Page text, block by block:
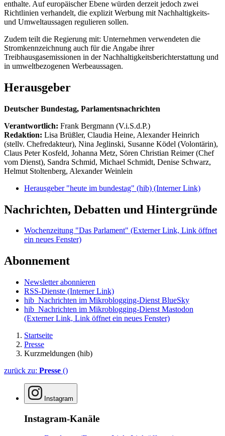
enthalte. Auf europäischer Ebene würden derzeit jedoch zwei
Richtlinien verhandelt, die explizit Werbung mit Nachhaltigkeits-
und Umweltaussagen regulieren sollen.
Zudem teilt die Regierung mit: Unternehmen verwendeten die
Stromkennzeichnung auch für die Angabe ihrer
Treibhausgasemissionen in der Nachhaltigkeitsberichterstattung und
in umweltbezogenen Werbeaussagen.
Herausgeber
Deutscher Bundestag, Parlamentsnachrichten
Verantwortlich: Frank Bergmann (V.i.S.d.P.)
Redaktion: Lisa Brüßler, Claudia Heine, Alexander Heinrich
(stellv. Chefredakteur), Nina Jeglinski, Susanne Ködel (Volontärin),
Claus Peter Kosfeld, Johanna Metz, Sören Christian Reimer (Chef
vom Dienst), Sandra Schmid, Michael Schmidt, Denise Schwarz,
Helmut Stoltenberg, Alexander Weinlein
Herausgeber "heute im bundestag" (hib) (Interner Link)
Nachrichten, Debatten und Hintergründe
Wochenzeitung "Das Parlament" (Externer Link, Link öffnet
ein neues Fenster)
Abonnement
Newsletter abonnieren
RSS-Dienste (Interner Link)
hib_Nachrichten im Mikroblogging-Dienst BlueSky
hib_Nachrichten im Mikroblogging-Dienst Mastodon
(Externer Link, Link öffnet ein neues Fenster)
Startseite
Presse
Kurzmeldungen (hib)
zurück zu: Presse ()
Instagram
Instagram-Kanäle